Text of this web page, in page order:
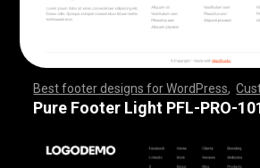
Best footer designs for WordPress ,
,,,,,,,,,,,,,,,,,,,,,,,,,,,,,,,,,,,,, ,,,,,
,,,,,,,,,,,,,,,,,,,,,,,,,,,,,,,,,,,,, ,,,,,
,,,,,,,,
Pure Footer Light PFL-PRO-